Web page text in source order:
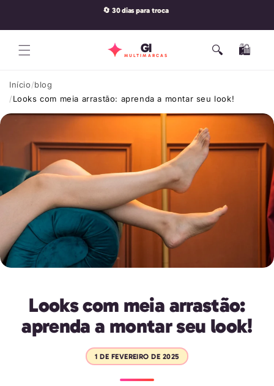
🔄 30 dias para troca
GI
MULTIMARCAS 🔍 🛍️
Carrinho
Início blog
Looks com meia arrastão: aprenda a montar seu look!
Looks com meia arrastão:
aprenda a montar seu look!
1 DE FEVEREIRO DE 2025